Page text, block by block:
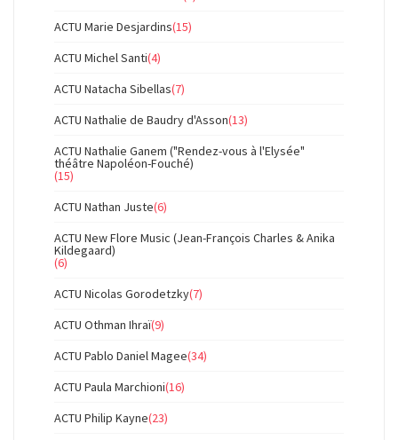
ACTU Marie Desjardins(15)
ACTU Michel Santi(4)
ACTU Natacha Sibellas(7)
ACTU Nathalie de Baudry d'Asson(13)
ACTU Nathalie Ganem ("Rendez-vous à l'Elysée"
théâtre Napoléon-Fouché)
(15)
ACTU Nathan Juste(6)
ACTU New Flore Music (Jean-François Charles & Anika
Kildegaard)
(6)
ACTU Nicolas Gorodetzky(7)
ACTU Othman Ihraï(9)
ACTU Pablo Daniel Magee(34)
ACTU Paula Marchioni(16)
ACTU Philip Kayne(23)